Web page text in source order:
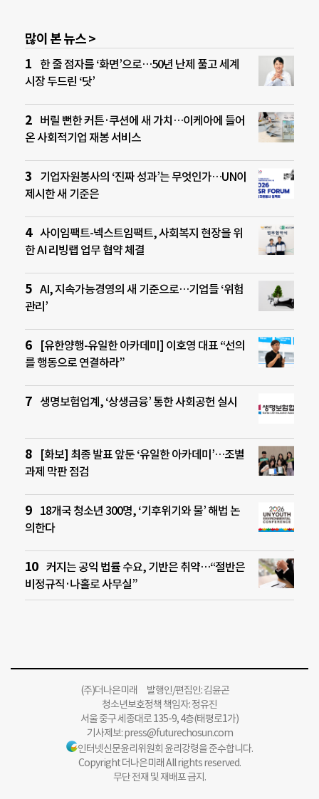
많이 본 뉴스 >
한 줄 점자를 ‘화면’으로…50년 난제 풀고 세계
시장 두드린 ‘닷’
버릴 뻔한 커튼·쿠션에 새 가치…이케아에 들어
온 사회적기업 재봉 서비스
기업자원봉사의 ‘진짜 성과’는 무엇인가…UN이
제시한 새 기준은
사이임팩트-넥스트임팩트, 사회복지 현장을 위
한 AI 리빙랩 업무 협약 체결
AI, 지속가능경영의 새 기준으로…기업들 ‘위험
관리’
[유한양행-유일한 아카데미] 이호영 대표 “선의
를 행동으로 연결하라”
생명보험업계, ‘상생금융’ 통한 사회공헌 실시
[화보] 최종 발표 앞둔 ‘유일한 아카데미’…조별
과제 막판 점검
18개국 청소년 300명, ‘기후위기와 물’ 해법 논
의한다
커지는 공익 법률 수요, 기반은 취약…“절반은
비정규직·나홀로 사무실”
(주)더나은미래 발행인/편집인: 김윤곤
청소년보호정책 책임자: 정유진
서울 중구 세종대로 135-9, 4층(태평로1가)
기사제보:press@futurechosun.com
인터넷신문윤리위원회 윤리강령을 준수합니다.
Copyright 더나은미래 All rights reserved.
무단 전재 및 재배포 금지.